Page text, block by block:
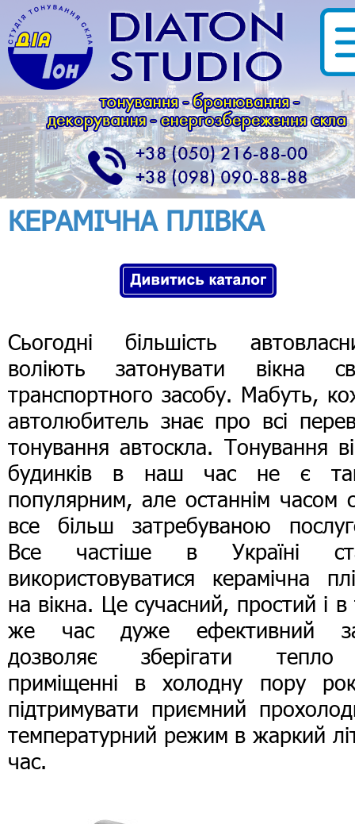
КЕРАМІЧНА ПЛІВКА
Сьогодні більшість
воліють затонувати вікна
транспортного засобу. Мабуть,
автолюбитель знає про всі
тонування автоскла. Тонування
будинків в наш час не є
популярним, але останнім часом
все більш затребуваною
Все частіше в Україні
використовуватися керамічна
на вікна. Це сучасний, простий і в
же час дуже ефективний
дозволяє зберігати
приміщенні в холодну пору
підтримувати приємний
температурний режим в жаркий
час.